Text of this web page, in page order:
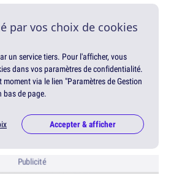
par vos choix de cookies
un service tiers. Pour l'afficher, vous
dans vos paramètres de confidentialité.
via le lien "Paramètres de Gestion
bas de page.
Accepter & afficher
Publicité